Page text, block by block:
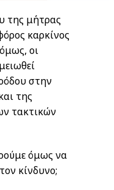
της μήτρας
καρκίνος
οι
στην
της
τακτικών
όμως να
κίνδυνο;